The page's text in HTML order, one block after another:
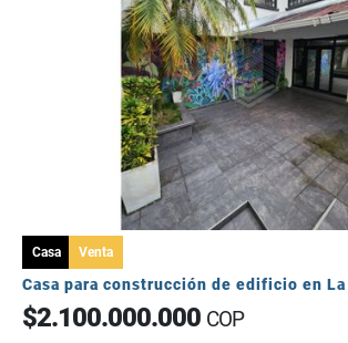
Casa Venta
$2.100.000.000 COP